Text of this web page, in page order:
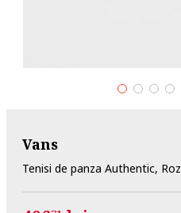
Vans
Tenisi de panza Authentic, Roz